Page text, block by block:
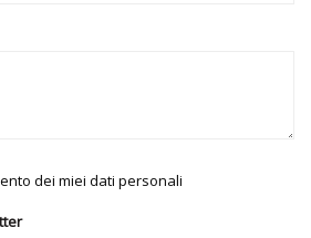
dei miei dati personali